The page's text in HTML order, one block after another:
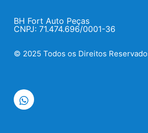
BH Fort Auto Peças
CNPJ: 71.474.696/0001-36
© 2025 Todos os Direitos